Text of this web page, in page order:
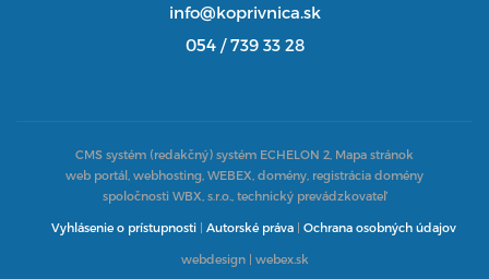
info@koprivnica.sk
054 / 739 33 28
CMS systém (redakčný) systém ECHELON 2, Mapa stránok
web portál, webhosting, WEBEX, domény, registrácia domény
spoločnosti WBX, s.r.o., technický prevádzkovateľ
Vyhlásenie o prístupnosti | Autorské práva | Ochrana osobných údajov
webdesign| webex.sk